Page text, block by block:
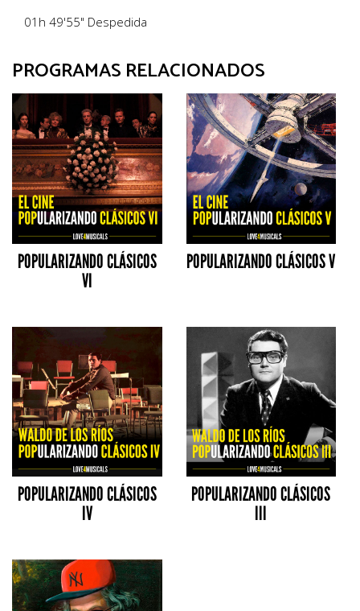
01h 49'55" Despedida
PROGRAMAS RELACIONADOS
POPULARIZANDO CLÁSICOS
VI
POPULARIZANDO CLÁSICOS V
POPULARIZANDO CLÁSICOS
IV
POPULARIZANDO CLÁSICOS
III